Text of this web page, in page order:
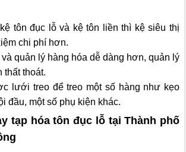
tôn đục lỗ và kệ tôn liền thì kệ siêu thị
chi phí hơn.
quản lý hàng hóa dễ dàng hơn, quản lý
thất thoát.
lưới treo để treo một số hàng như kẹo
đầu, một số phụ kiện khác.
tạp hóa tôn đục lỗ tại Thành phố